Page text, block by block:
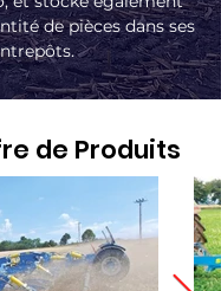
de pièces dans ses
de Produits